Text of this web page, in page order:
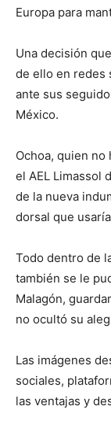
Europa para
Una decisión
de ello en redes
ante sus
México.
Ochoa, quien
el AEL Limassol
de la nueva
dorsal que
Todo dentro de
también se le
Malagón,
no ocultó su
Las imágenes
sociales,
las ventajas y